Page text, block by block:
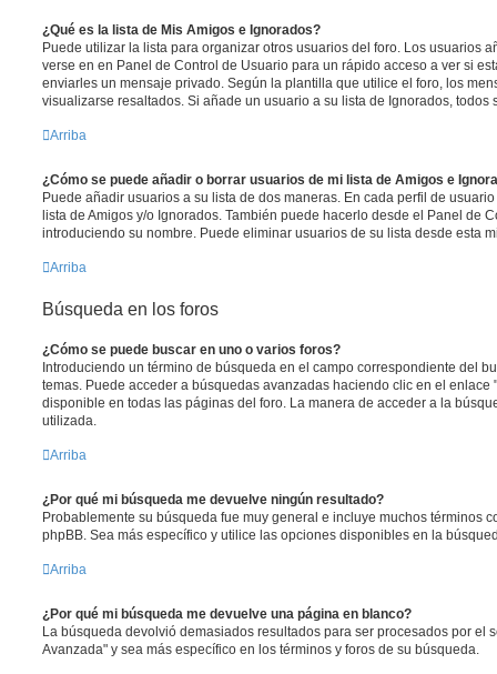
¿Qué es la lista de Mis Amigos e Ignorados?
Puede utilizar la lista para organizar otros usuarios del foro. Los usuarios
verse en en Panel de Control de Usuario para un rápido acceso a ver si
enviarles un mensaje privado. Según la plantilla que utilice el foro, los
visualizarse resaltados. Si añade un usuario a su lista de Ignorados, todos
Arriba
¿Cómo se puede añadir o borrar usuarios de mi lista de Amigos e
Puede añadir usuarios a su lista de dos maneras. En cada perfil de
lista de Amigos y/o Ignorados. También puede hacerlo desde el Panel de
introduciendo su nombre. Puede eliminar usuarios de su lista desde esta
Arriba
Búsqueda en los foros
¿Cómo se puede buscar en uno o varios foros?
Introduciendo un término de búsqueda en el campo correspondiente del
temas. Puede acceder a búsquedas avanzadas haciendo clic en el enlace
disponible en todas las páginas del foro. La manera de acceder a la
utilizada.
Arriba
¿Por qué mi búsqueda me devuelve ningún resultado?
Probablemente su búsqueda fue muy general e incluye muchos términos
phpBB. Sea más específico y utilice las opciones disponibles en la
Arriba
¿Por qué mi búsqueda me devuelve una página en blanco?
La búsqueda devolvió demasiados resultados para ser procesados por el
Avanzada" y sea más específico en los términos y foros de su búsqueda.